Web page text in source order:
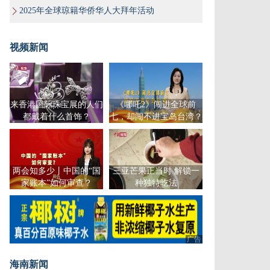
2025年全球琼籍华侨华人大拜年活动
视频新闻
来香港国际珠宝展的人们
都戴着什么首饰？
《哪吒2》闯进全球前
七，却闯不进宝岛台湾？
两会知多少丨中国的“国
家账本”如何审查？
三亚芒果正当时 解锁一
种独特吃法
广告
海南新闻